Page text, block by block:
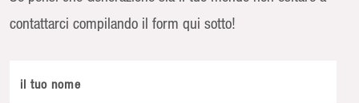
contattarci compilando il form qui sotto!
il tuo nome